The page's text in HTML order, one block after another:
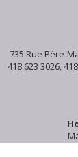
735 Rue Père-
418 623 3026,